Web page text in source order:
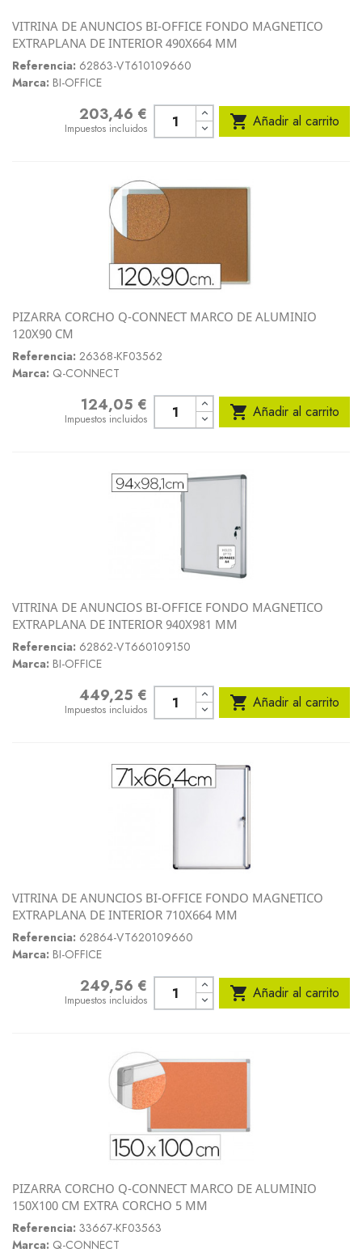
VITRINA DE ANUNCIOS BI-OFFICE FONDO MAGNETICO
EXTRAPLANA DE INTERIOR 490X664 MM
Referencia: 62863-VT610109660
Marca: BI-OFFICE
Precio
203,46 €
Impuestos incluidos  Añadir al carrito
PIZARRA CORCHO Q-CONNECT MARCO DE ALUMINIO
120X90 CM
Referencia: 26368-KF03562
Marca: Q-CONNECT
Precio
124,05 €
Impuestos incluidos  Añadir al carrito
VITRINA DE ANUNCIOS BI-OFFICE FONDO MAGNETICO
EXTRAPLANA DE INTERIOR 940X981 MM
Referencia: 62862-VT660109150
Marca: BI-OFFICE
Precio
449,25 €
Impuestos incluidos  Añadir al carrito
VITRINA DE ANUNCIOS BI-OFFICE FONDO MAGNETICO
EXTRAPLANA DE INTERIOR 710X664 MM
Referencia: 62864-VT620109660
Marca: BI-OFFICE
Precio
249,56 €
Impuestos incluidos  Añadir al carrito
PIZARRA CORCHO Q-CONNECT MARCO DE ALUMINIO
150X100 CM EXTRA CORCHO 5 MM
Referencia: 33667-KF03563
Marca: Q-CONNECT